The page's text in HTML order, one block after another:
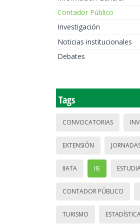
Contador Público
Investigación
Noticias institucionales
Debates
Tags
CONVOCATORIAS
EXTENSIÓN
IIATA IIE
CONTADOR PÚBLICO
TURISMO